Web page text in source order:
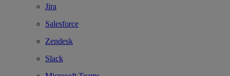
Jira
Salesforce
Zendesk
Slack